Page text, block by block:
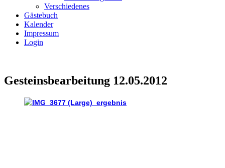
Verschiedenes
Gästebuch
Kalender
Impressum
Login
Gesteinsbearbeitung 12.05.2012